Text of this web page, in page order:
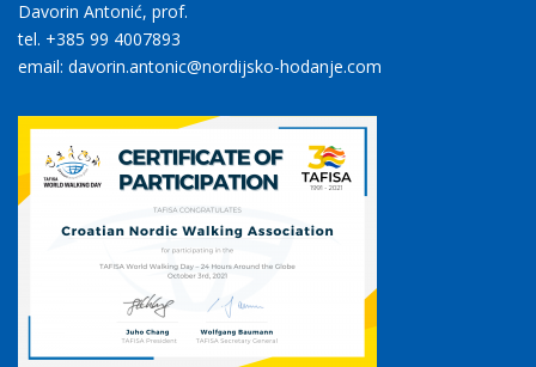
Davorin Antonić, prof.
tel. +385 99 4007893
email: davorin.antonic@nordijsko-hodanje.com